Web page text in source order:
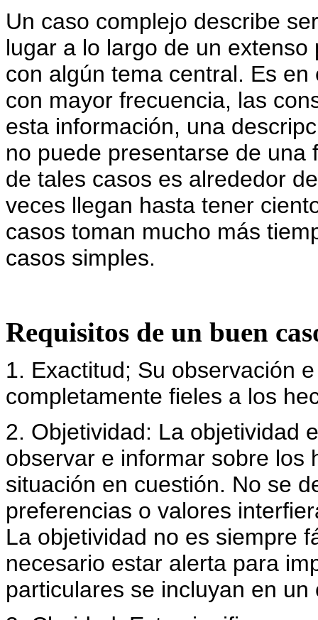
Un caso complejo describe
lugar a lo largo de un
con algún tema central. Es
con mayor frecuencia, las
esta información, una
no puede presentarse de
de tales casos es alrededor
veces llegan hasta tener
casos toman mucho más
casos simples.
Requisitos de un buen
1. Exactitud; Su observación
completamente fieles a los
2. Objetividad: La objetividad
observar e informar sobre los
situación en cuestión. No se
preferencias o valores
La objetividad no es siempre
necesario estar alerta para
particulares se incluyan en un